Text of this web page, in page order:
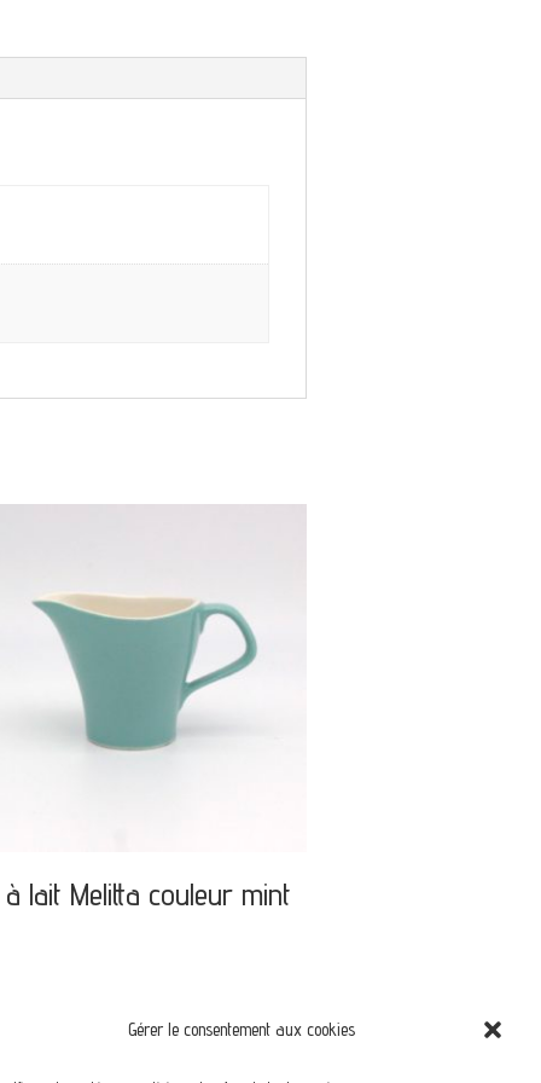
Gérer le consentement aux cookies
lait Melitta couleur mint